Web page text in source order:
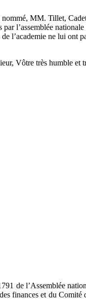
nommé, MM. Tillet,
l’assemblée
l’academie ne lui ont
Vôtre très humble et
de l’Assemblée
finances et du Comité